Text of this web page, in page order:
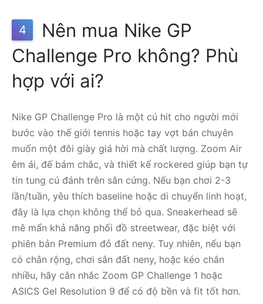
4
Nên mua Nike GP
Challenge Pro không? Phù
hợp với ai?
Nike GP Challenge Pro là một cú hit cho người mới
bước vào thế giới tennis hoặc tay vợt bán chuyên
muốn một đôi giày giá hời mà chất lượng. Zoom Air
êm ái, đế bám chắc, và thiết kế rockered giúp bạn tự
tin tung cú đánh trên sân cứng. Nếu bạn chơi 2-3
lần/tuần, yêu thích baseline hoặc di chuyển linh hoạt,
đây là lựa chọn không thể bỏ qua. Sneakerhead sẽ
mê mẩn khả năng phối đồ streetwear, đặc biệt với
phiên bản Premium đỏ đất neny. Tuy nhiên, nếu bạn
có chân rộng, chơi sân đất neny, hoặc kéo chân
nhiều, hãy cân nhắc Zoom GP Challenge 1 hoặc
ASICS Gel Resolution 9 để có độ bền và fit tốt hơn.